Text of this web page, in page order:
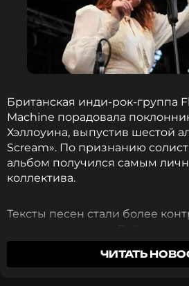
Британская инди-рок-группа
Machine порадовала
Хэллоуина, выпустив шестой
Scream». По признанию
альбом получился самым
коллектива.
Тексты песен стали более
горе Флоренс. В 2023 году
внематочную беременность,
ЧИТАТЬ